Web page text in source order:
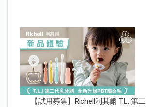
【試用募集】Richell利其爾 T.L.I第